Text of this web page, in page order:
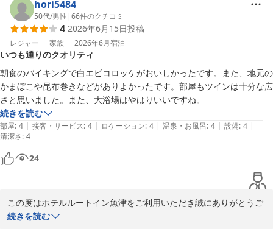
また、朝食につきましてもご満足いただけたとのこと、スタッフ一
同励みになります。
今後も快適にお過ごしいただけるようサービス向上に努めてまいり
ますので、またのご利用を心よりお待ち申し上げております。
井出
ホテルルートイン魚津
2026-07-08
hori5484
50代/男性 |66件のクチコミ
4 2026年6月15日投稿
レジャー 家族 2026年6月宿泊
いつも通りのクオリティ
朝食のバイキングで白エビコロッケがおいしかったです。また、地元の
かまぼこや昆布巻きなどがありよかったです。部屋もツインは十分な広
さと思いました。また、大浴場はやはりいいですね。
続きを読む
部屋: 4 | 接客・サービス: 4 | ロケーション: 4 | 温泉・お風呂: 4 | 設備: 4 |
清潔さ: 4
24
この度はホテルルートイン魚津をご利用いただき誠にありがとうご
ざいます。
続きを読む